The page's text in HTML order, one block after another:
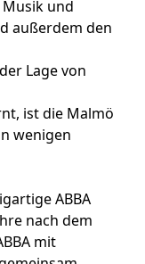
und
außerdem den
Lage von
ist die Malmö
wenigen
ABBA
nach dem
mit